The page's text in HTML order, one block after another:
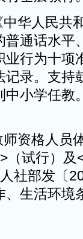
华人民共
通话水平
行为十项
录。支持
小学任教
资格人员
（试行）及
社部发〔
、生活环境